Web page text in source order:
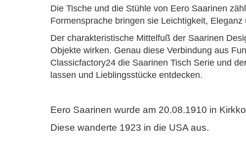
Die Tische und die Stühle von Eero Saarinen
Formensprache bringen sie Leichtigkeit,
Der charakteristische Mittelfuß der Saarinen
Objekte wirken. Genau diese Verbindung aus
Classicfactory24 die Saarinen Tisch Serie und
lassen und Lieblingsstücke entdecken.
Eero Saarinen wurde am 20.08.1910 in
Diese wanderte 1923 in die USA aus.